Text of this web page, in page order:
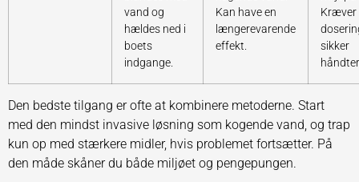
vand og
hældes ned i
boets
indgange.
Kan have en
længerevarende
effekt.
sikker
Den bedste tilgang er ofte at kombinere metoderne. Start
med den mindst invasive løsning som kogende vand, og trap
kun op med stærkere midler, hvis problemet fortsætter. På
den måde skåner du både miljøet og pengepungen.